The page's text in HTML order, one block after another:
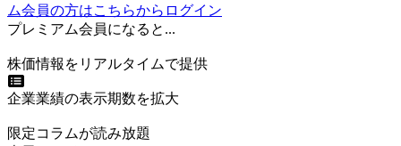
ム会員の方はこちらからログイン
プレミアム会員になると...
株価情報をリアルタイムで提供
企業業績の表示期数を拡大
限定コラムが読み放題